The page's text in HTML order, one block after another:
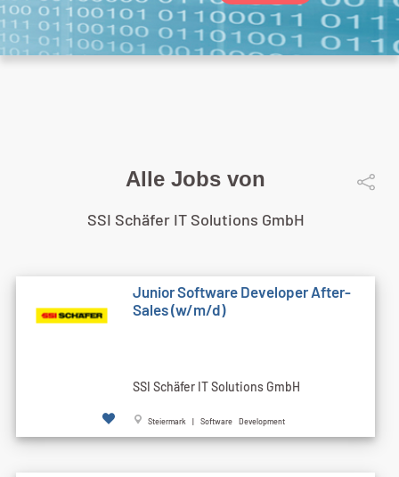
Alle Jobs von
SSI Schäfer IT Solutions GmbH
Junior Software Developer After-
Sales (w/m/d)
SSI Schäfer IT Solutions GmbH
Steiermark | Software Development